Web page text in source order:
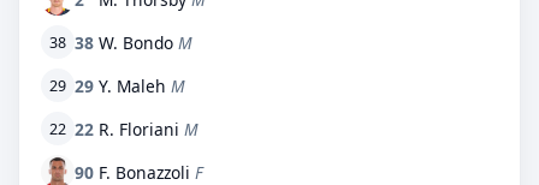
38 38 W. Bondo M
29 29 Y. Maleh M
22 22 R. Floriani M
90 F. Bonazzoli F